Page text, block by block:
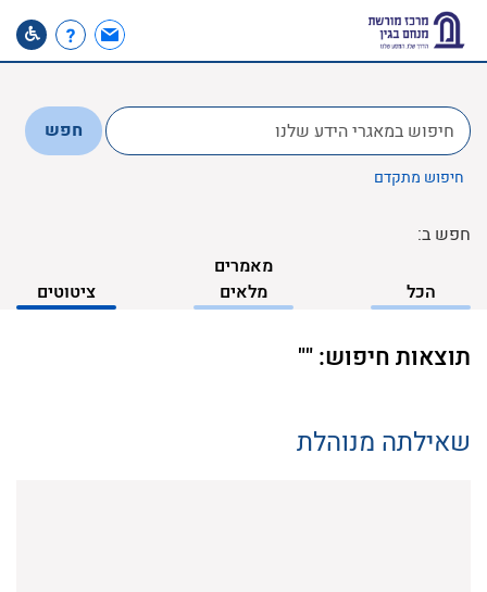
לחפש
ב:
חפש
חיפוש מתקדם
חפש ב:
הכל
מאמרים
מלאים
ציטוטים
תוצאות חיפוש: ""
שאילתה מנוהלת